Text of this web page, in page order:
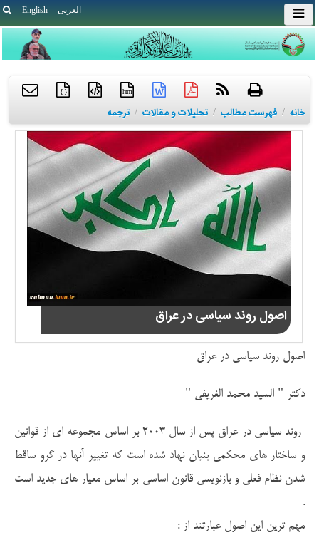
English العربی
htm
{ }
خانه / فهرست مطالب / تحلیلات و مقالات / ترجمه
اصول روند سیاسی در عراق
اصول روند سیاسی در عراق
دکتر " السید محمد الغریفی "
روند سیاسی در عراق پس از سال 2003 بر اساس مجموعه ای از قوانین
و ساختار های محکمی بنیان نهاد شده است که تغییر آنها در گرو ساقط
شدن نظام فعلی و بازنویسی قانون اساسی بر اساس معیار های جدید است
.
مهم ترین این اصول عبارتند از :